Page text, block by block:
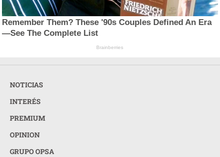
Remember Them? These '90s Couples Defined An Era
—See The Complete List
Brainberries
NOTICIAS
INTERÉS
PREMIUM
OPINION
GRUPO OPSA